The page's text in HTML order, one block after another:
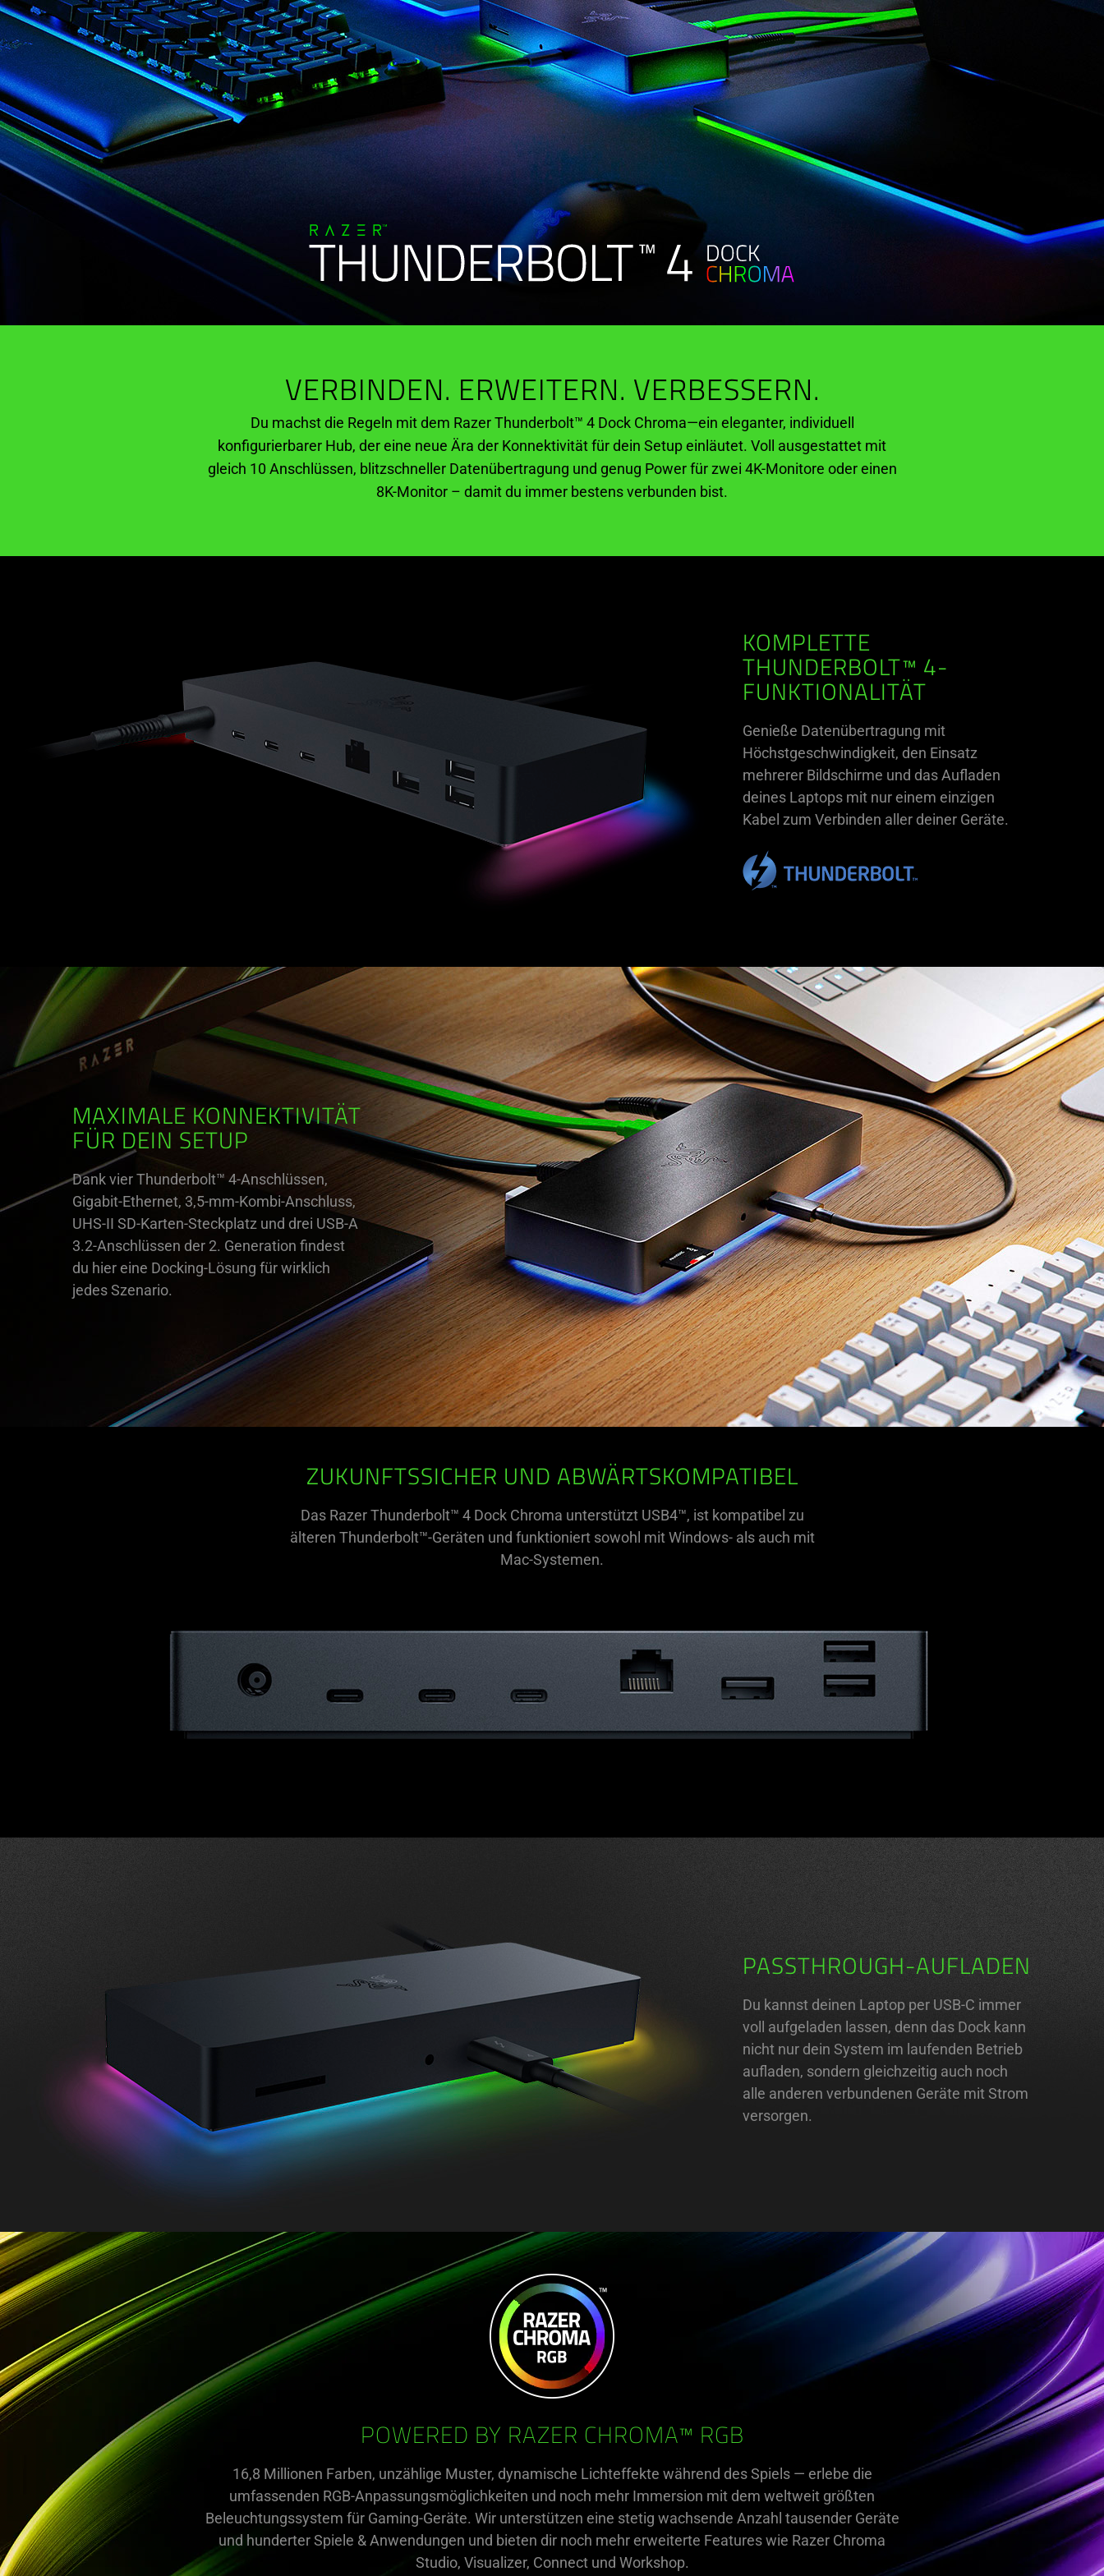
VERBINDEN. ERWEITERN. VERBESSERN.
Du machst die Regeln mit dem Razer Thunderbolt™ 4 Dock Chroma—ein eleganter, individuell
konfigurierbarer Hub, der eine neue Ära der Konnektivität für dein Setup einläutet. Voll ausgestattet mit
gleich 10 Anschlüssen, blitzschneller Datenübertragung und genug Power für zwei 4K-Monitore oder einen
8K-Monitor – damit du immer bestens verbunden bist.
KOMPLETTE
THUNDERBOLT™ 4-
FUNKTIONALITÄT
Genieße Datenübertragung mit
Höchstgeschwindigkeit, den Einsatz
mehrerer Bildschirme und das Aufladen
deines Laptops mit nur einem einzigen
Kabel zum Verbinden aller deiner Geräte.
MAXIMALE KONNEKTIVITÄT
FÜR DEIN SETUP
Dank vier Thunderbolt™ 4-Anschlüssen,
Gigabit-Ethernet, 3,5-mm-Kombi-Anschluss,
UHS-II SD-Karten-Steckplatz und drei USB-A
3.2-Anschlüssen der 2. Generation findest
du hier eine Docking-Lösung für wirklich
jedes Szenario.
ZUKUNFTSSICHER UND ABWÄRTSKOMPATIBEL
Das Razer Thunderbolt™ 4 Dock Chroma unterstützt USB4™, ist kompatibel zu
älteren Thunderbolt™-Geräten und funktioniert sowohl mit Windows- als auch mit
Mac-Systemen.
PASSTHROUGH-AUFLADEN
Du kannst deinen Laptop per USB-C immer
voll aufgeladen lassen, denn das Dock kann
nicht nur dein System im laufenden Betrieb
aufladen, sondern gleichzeitig auch noch
alle anderen verbundenen Geräte mit Strom
versorgen.
POWERED BY RAZER CHROMA™ RGB
16,8 Millionen Farben, unzählige Muster, dynamische Lichteffekte während des Spiels — erlebe die
umfassenden RGB-Anpassungsmöglichkeiten und noch mehr Immersion mit dem weltweit größten
Beleuchtungssystem für Gaming-Geräte. Wir unterstützen eine stetig wachsende Anzahl tausender Geräte
und hunderter Spiele & Anwendungen und bieten dir noch mehr erweiterte Features wie Razer Chroma
Studio, Visualizer, Connect und Workshop.